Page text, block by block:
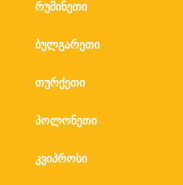
რუმინეთი
ბულგარეთი
თურქეთი
პოლონეთი
კვიპროსი